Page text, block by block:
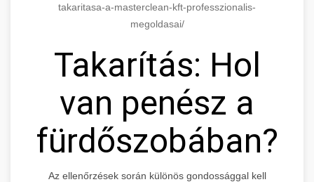
takaritasa-a-masterclean-kft-professzionalis-
megoldasai/
Takarítás: Hol
van penész a
fürdőszobában?
Az ellenőrzések során különös gondossággal kell